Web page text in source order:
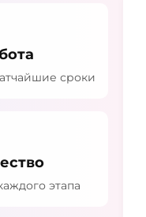
сроки
этапа